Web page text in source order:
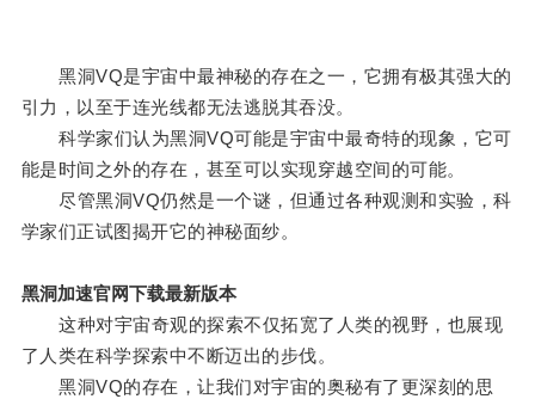
黑洞VQ是宇宙中最神秘的存在之一，它拥有极其强大的
引力，以至于连光线都无法逃脱其吞没。
科学家们认为黑洞VQ可能是宇宙中最奇特的现象，它可
能是时间之外的存在，甚至可以实现穿越空间的可能。
尽管黑洞VQ仍然是一个谜，但通过各种观测和实验，科
学家们正试图揭开它的神秘面纱。
黑洞加速官网下载最新版本
这种对宇宙奇观的探索不仅拓宽了人类的视野，也展现
了人类在科学探索中不断迈出的步伐。
黑洞VQ的存在，让我们对宇宙的奥秘有了更深刻的思